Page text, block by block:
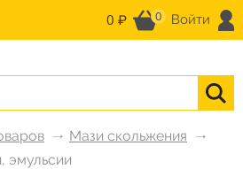
0 ₽ 0 Войти
Мази скольжения
эмульсии